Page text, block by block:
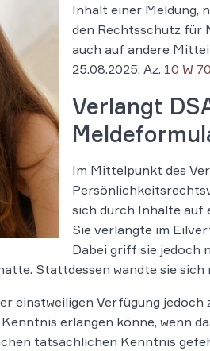
Inhalt einer Meldung,
den Rechtsschutz für
auch auf andere
25.08.2025, Az. 10 W
Verlangt
Im Mittelpunkt des
sich durch Inhalte auf
Sie verlangte im
Dabei griff sie jedoch
Stattdessen wandte sie
einstweiligen Verfügung
erlangen könne, wenn
tatsächlichen Kenntnis